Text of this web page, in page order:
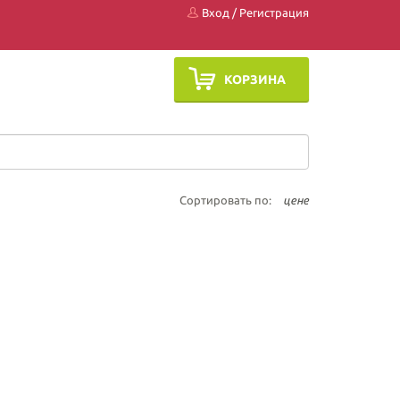
Вход / Регистрация
КОРЗИНА
Сортировать по: цене